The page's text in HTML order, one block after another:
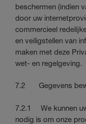
beschermen (indien
door uw
commercieel
en veiligstellen van
maken met deze
wet- en regelgeving.
7.2 Gegevens
7.2.1 We kunnen
nodig is om onze